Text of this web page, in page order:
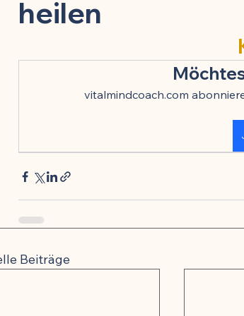
Mikrobiom & Parasiten Chronisch-entzündliche
Stoffwechsel & Energie
Rezepte für Entzündungshemmung 🍽️
heilen
vitalmindcoach.com
Beiträge